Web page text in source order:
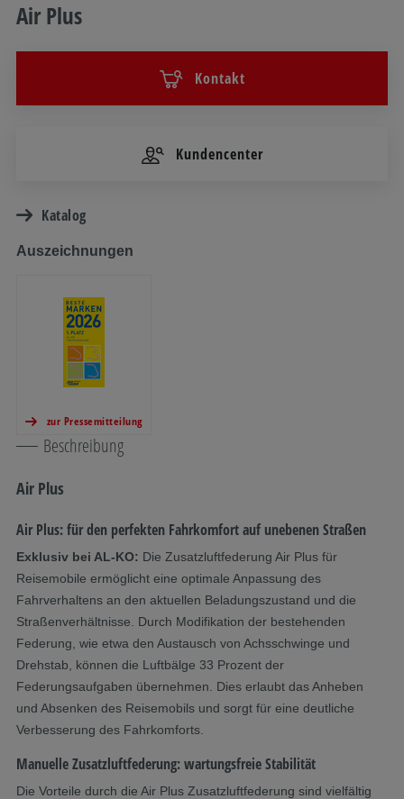
Air Plus
Kontakt
Kundencenter
Katalog
Auszeichnungen
zur Pressemitteilung
Beschreibung
Air Plus
Air Plus: für den perfekten Fahrkomfort auf unebenen Straßen
Exklusiv bei AL-KO: Die Zusatzluftfederung Air Plus für
Reisemobile ermöglicht eine optimale Anpassung des
Fahrverhaltens an den aktuellen Beladungszustand und die
Straßenverhältnisse. Durch Modifikation der bestehenden
Federung, wie etwa den Austausch von Achsschwinge und
Drehstab, können die Luftbälge 33 Prozent der
Federungsaufgaben übernehmen. Dies erlaubt das Anheben
und Absenken des Reisemobils und sorgt für eine deutliche
Verbesserung des Fahrkomforts.
Manuelle Zusatzluftfederung: wartungsfreie Stabilität
Die Vorteile durch die Air Plus Zusatzluftfederung sind vielfältig